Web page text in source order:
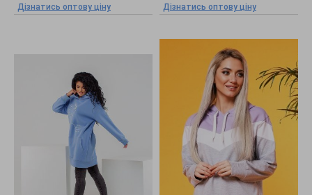
Дізнатись оптову ціну
Дізнатись оптову ціну